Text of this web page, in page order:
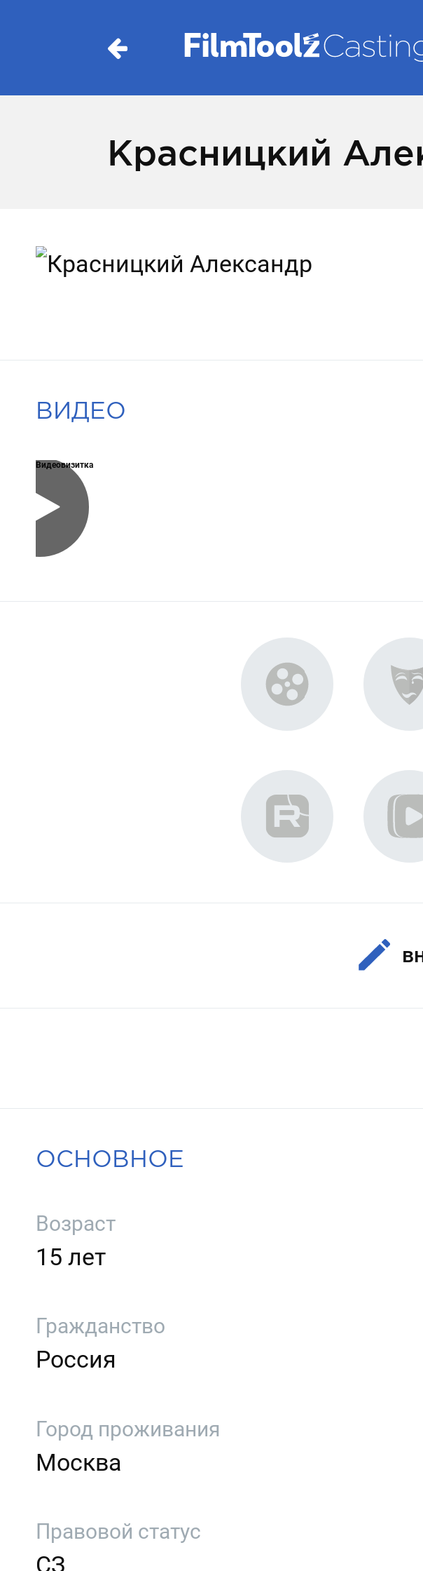
Красницкий
ВИДЕО
Видеовизитка
ОСНОВНОЕ
Возраст
15 лет
Гражданство
Россия
Город проживания
Москва
Правовой статус
СЗ